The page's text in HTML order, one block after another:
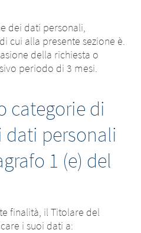
dei dati personali,
cui alla presente sezione è.
della richiesta o
periodo di 3 mesi.
categorie di
dati personali
1 (e) del
finalità, il Titolare del
i suoi dati a: